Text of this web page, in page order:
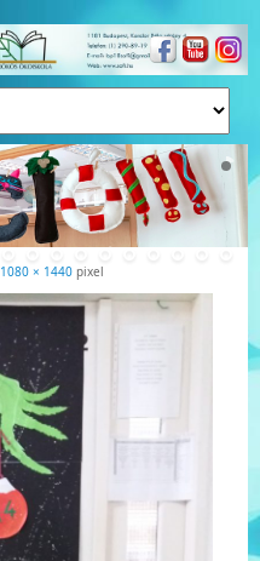
1080 × 1440pixel